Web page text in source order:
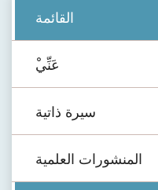
القائمة
ْعَنِّي
سيرة ذاتية
المنشورات العلمية